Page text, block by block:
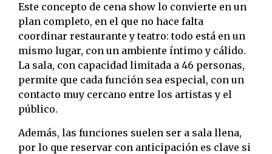
Este concepto de cena show lo convierte en un
plan completo, en el que no hace falta
coordinar restaurante y teatro: todo está en un
mismo lugar, con un ambiente íntimo y cálido.
La sala, con capacidad limitada a 46 personas,
permite que cada función sea especial, con un
contacto muy cercano entre los artistas y el
público.
Además, las funciones suelen ser a sala llena,
por lo que reservar con anticipación es clave si